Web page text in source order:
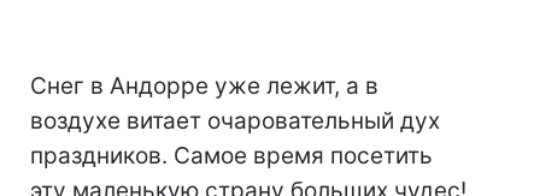
Снег в Андорре уже лежит, а в
воздухе витает очаровательный дух
праздников. Самое время посетить